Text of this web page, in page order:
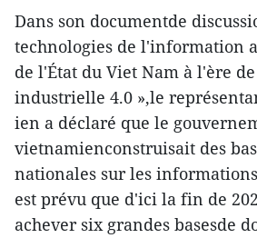
Dans son documentde
technologies de l'information
de l'État du Viet Nam à l'ère
industrielle 4.0 »,le
ien a déclaré que le
vietnamienconstruisait des
nationales sur les
est prévu que d'ici la fin de
achever six grandes basesde